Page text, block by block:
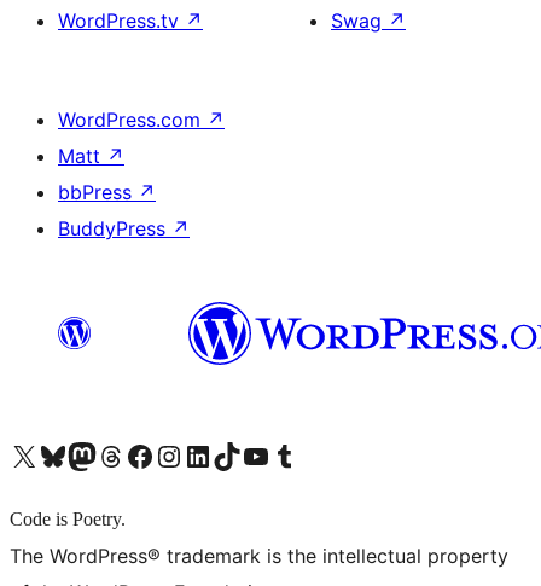
WordPress.tv ↗
Swag ↗
WordPress.com ↗
Matt ↗
bbPress ↗
BuddyPress ↗
X (旧 Twitter) アカウントへBluesky アカウントへMastodon アカウントへThreads アカウントへ Facebook ページへInstagram アカウントへ LinkedIn アカウントへTikTok アカウントへYouTube チャンネルへ Tumblr アカウントへ
Code is Poetry.
The WordPress® trademark is the intellectual property